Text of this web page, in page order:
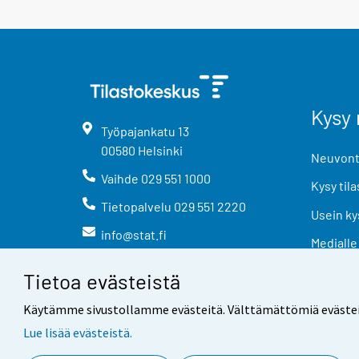
Tietoa evästeistä
Käytämme sivustollamme evästeitä. Välttämättömiä
Lue lisää evästeistä.
Työpajankatu 13
00580 Helsinki
Vaihde 029 551 1000
Tietopalvelu 029 551 2220
info@stat.fi
Kysy
Usein
Medialle